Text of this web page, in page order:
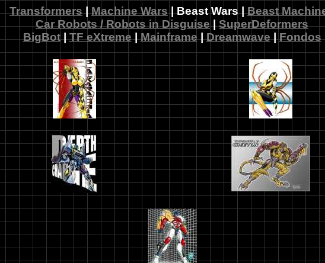
Transformers|Machine Wars| Beast Wars |Beast
Car Robots / Robots in Disguise|SuperDeformers
BigBot|TF eXtreme|Mainframe|Dreamwave|Fondos